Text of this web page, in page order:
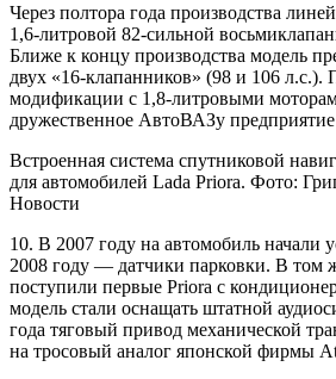
Через полтора года производства
1,6-литровой 82-сильной
Ближе к концу производства модель
двух «16-клапанников» (98 и 106 л.с.).
модификации с 1,8-литровыми
дружественное АвтоВАЗу
Встроенная система спутниковой
для автомобилей Lada Priora. Фото:
Новости
10. В 2007 году на автомобиль начали
2008 году — датчики парковки. В том
поступили первые Priora с
модель стали оснащать штатной
года тяговый привод механической
на тросовый аналог японской фирмы